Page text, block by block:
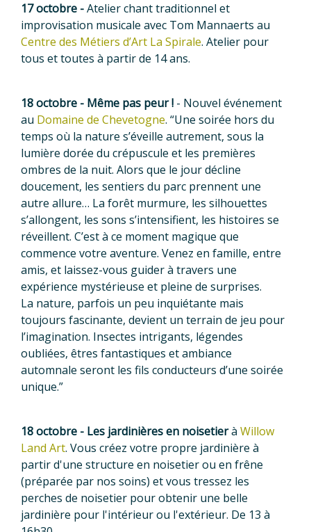
17 octobre -Atelier chant traditionnel et
improvisation musicale avec Tom Mannaerts au
Centre des Métiers d’Art La Spirale. Atelier pour
tous et toutes à partir de 14 ans.
18 octobre - Même pas peur ! - Nouvel événement
au Domaine de Chevetogne. “Une soirée hors du
temps où la nature s’éveille autrement, sous la
lumière dorée du crépuscule et les premières
ombres de la nuit. Alors que le jour décline
doucement, les sentiers du parc prennent une
autre allure… La forêt murmure, les silhouettes
s’allongent, les sons s’intensifient, les histoires se
réveillent. C’est à ce moment magique que
commence votre aventure. Venez en famille, entre
amis, et laissez-vous guider à travers une
expérience mystérieuse et pleine de surprises.
La nature, parfois un peu inquiétante mais
toujours fascinante, devient un terrain de jeu pour
l’imagination. Insectes intrigants, légendes
oubliées, êtres fantastiques et ambiance
automnale seront les fils conducteurs d’une soirée
unique.”
18 octobre - Les jardinières en noisetierà Willow
Land Art. Vous créez votre propre jardinière à
partir d'une structure en noisetier ou en frêne
(préparée par nos soins) et vous tressez les
perches de noisetier pour obtenir une belle
jardinière pour l'intérieur ou l'extérieur. De 13 à